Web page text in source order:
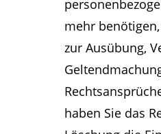
mehr
zur Ausübung,
haben Sie das